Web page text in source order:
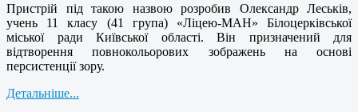
Пристрій під такою назвою розробив Олександр Леськів,
учень 11 класу (41 група) «Ліцею-МАН» Білоцерківської
міської ради Київської області. Він призначений для
відтворення повнокольорових зображень на основі
персистенції зору.
Детальніше...